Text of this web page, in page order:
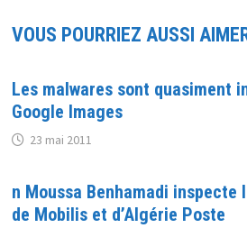
VOUS POURRIEZ AUSSI
Les malwares sont quasiment
Google Images
23 mai 2011
n Moussa Benhamadi inspecte
de Mobilis et d’Algérie Poste